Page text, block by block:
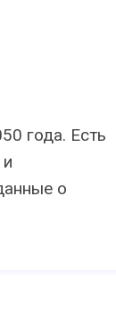
года. Есть
о